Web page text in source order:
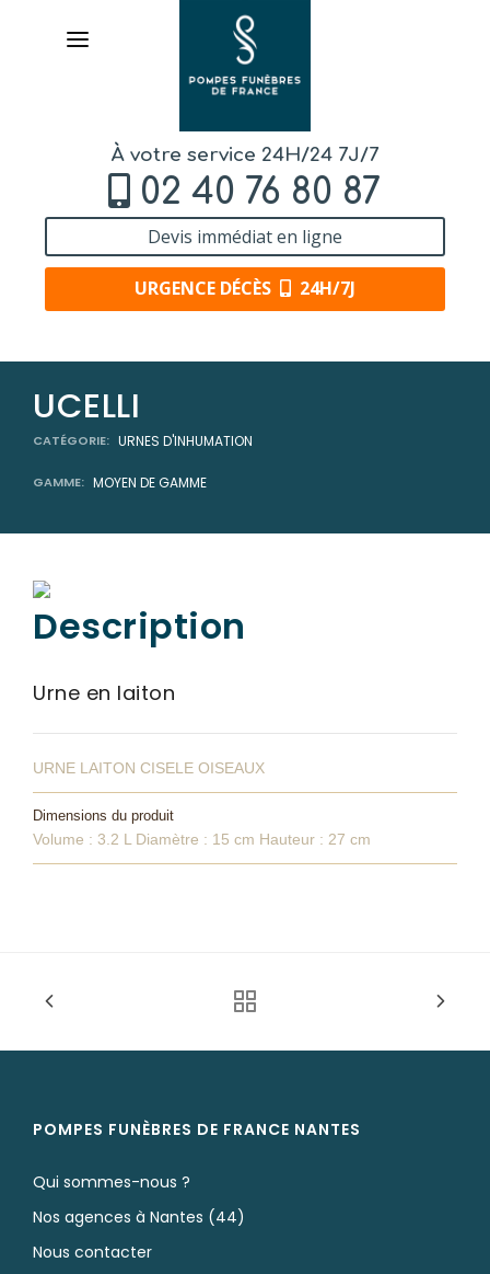
À votre service 24H/24 7J/7
02 40 76 80 87
Devis immédiat en ligne
URGENCE DÉCÈS 24H/7J
DES OBSÈQUES
PRÉVOIR
DE MONUMENTS
Livraison de plaques
Nos capitons funéraires
AGENCES
UCELLI
CATÉGORIE: URNES D'INHUMATION
GAMME: MOYEN DE GAMME
Description
Urne en laiton
URNE LAITON CISELE OISEAUX
Dimensions du produit
Volume : 3.2 L Diamètre : 15 cm Hauteur : 27 cm
POMPES FUNÈBRES DE FRANCE NANTES
Qui sommes-nous ?
Nos agences à Nantes (44)
Nous contacter